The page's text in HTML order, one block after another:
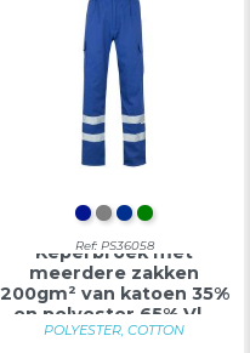
GRIJS
BLAUW
GROEN
Ref: PS36058
Keperbroek met
meerdere zakken
200gm² van katoen 35%
en polyester 65% Vl...
POLYESTER, COTTON